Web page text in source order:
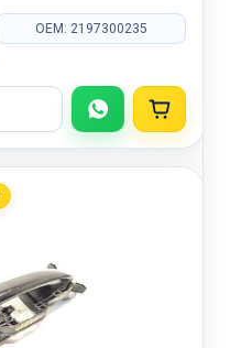
OEM: 2197300235